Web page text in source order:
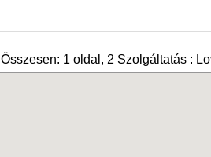
Összesen: 1 oldal, 2 Szolgáltatás :